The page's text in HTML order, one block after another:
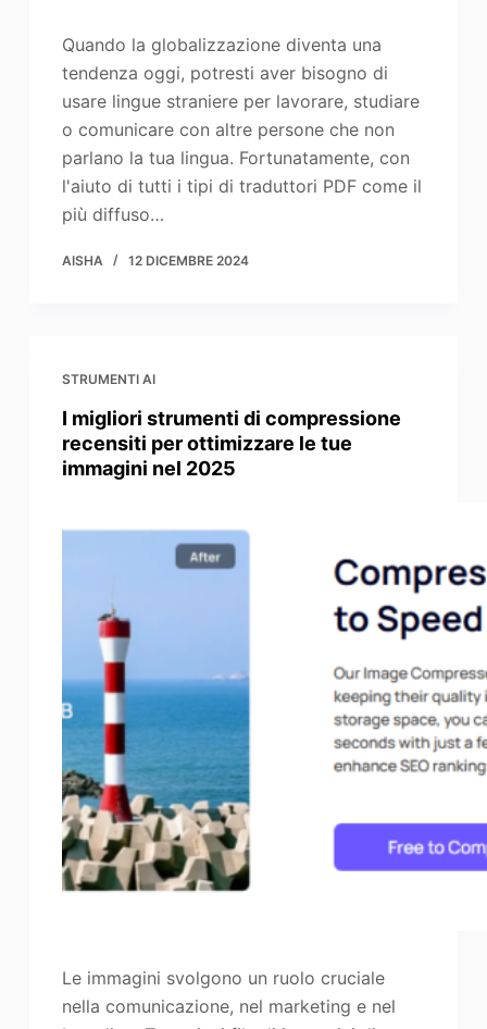
Quando la globalizzazione diventa una
tendenza oggi, potresti aver bisogno di
usare lingue straniere per lavorare, studiare
o comunicare con altre persone che non
parlano la tua lingua. Fortunatamente, con
l'aiuto di tutti i tipi di traduttori PDF come il
più diffuso…
AISHA 12 DICEMBRE 2024
STRUMENTI AI
I migliori strumenti di compressione
recensiti per ottimizzare le tue
immagini nel 2025
Le immagini svolgono un ruolo cruciale
nella comunicazione, nel marketing e nel